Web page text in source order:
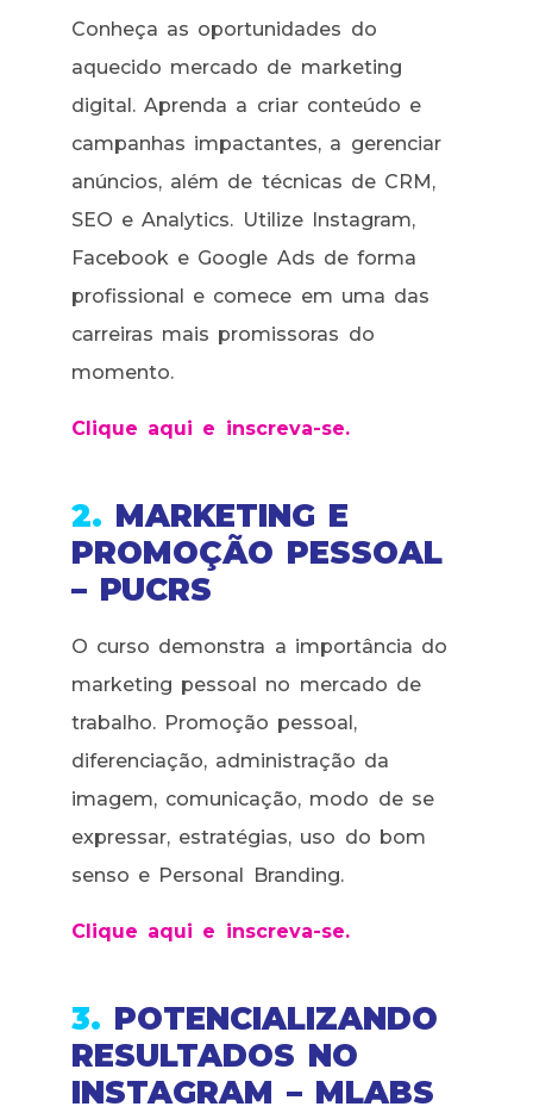
Conheça as oportunidades do
aquecido mercado de marketing
digital. Aprenda a criar conteúdo e
campanhas impactantes, a gerenciar
anúncios, além de técnicas de CRM,
SEO e Analytics. Utilize Instagram,
Facebook e Google Ads de forma
profissional e comece em uma das
carreiras mais promissoras do
momento.
Clique aqui e inscreva-se.
2. MARKETING E
PROMOÇÃO PESSOAL
– PUCRS
O curso demonstra a importância do
marketing pessoal no mercado de
trabalho. Promoção pessoal,
diferenciação, administração da
imagem, comunicação, modo de se
expressar, estratégias, uso do bom
senso e Personal Branding.
Clique aqui e inscreva-se.
3. POTENCIALIZANDO
RESULTADOS NO
INSTAGRAM – MLABS